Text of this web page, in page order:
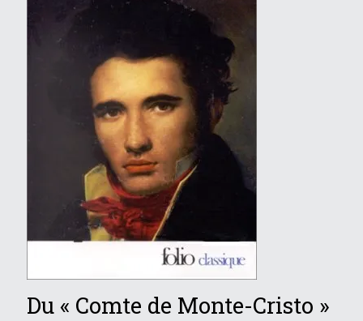
Du « Comte de Monte-Cristo »